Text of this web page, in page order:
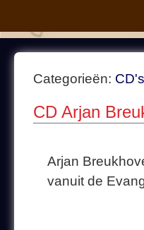
Categorieën: CD's
CD Arjan
Arjan
vanuit de